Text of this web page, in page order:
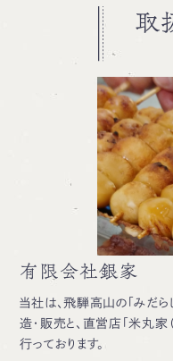
取
有限会社銀家
当社は、飛騨高山の「みだら
造・販売と、直営店「米丸家
行っております。